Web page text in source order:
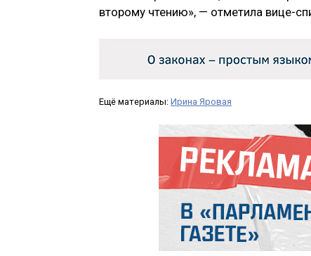
второму чтению», — отметила вице-
Ещё материалы: Ирина Яровая